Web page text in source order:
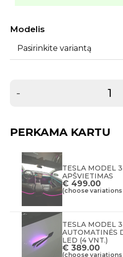
Modelis
Pasirinkite variantą
-
PERKAMA KARTU
TESLA MODEL
APŠVIETIMAS
€ 499.00
(choose
TESLA MODEL
AUTOMATINĖS
LED (4 VNT.)
€ 389.00
(choose